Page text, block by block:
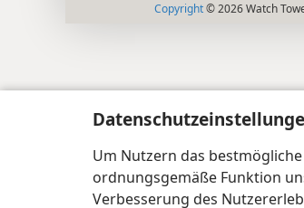
Um Nutzern das
ordnungsgemäße Funktion
Verbesserung des
Copyright © 2026 Watch